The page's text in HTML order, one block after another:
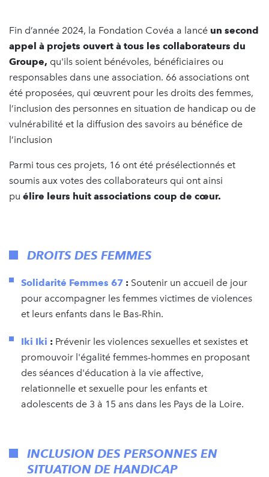
Fin d’année 2024, la Fondation Covéa a lancé un second
appel à projets ouvert à tous les collaborateurs du
Groupe, qu'ils soient bénévoles, bénéficiaires ou
responsables dans une association. 66 associations ont
été proposées, qui œuvrent pour les droits des femmes,
l’inclusion des personnes en situation de handicap ou de
vulnérabilité et la diffusion des savoirs au bénéfice de
l’inclusion
Parmi tous ces projets, 16 ont été présélectionnés et
soumis aux votes des collaborateurs qui ont ainsi
pu élire leurs huit associations coup de cœur.
DROITS DES FEMMES
Solidarité Femmes 67 : Soutenir un accueil de jour
pour accompagner les femmes victimes de violences
et leurs enfants dans le Bas-Rhin.
Iki Iki : Prévenir les violences sexuelles et sexistes et
promouvoir l'égalité femmes-hommes en proposant
des séances d'éducation à la vie affective,
relationnelle et sexuelle pour les enfants et
adolescents de 3 à 15 ans dans les Pays de la Loire.
INCLUSION DES PERSONNES EN
SITUATION DE HANDICAP